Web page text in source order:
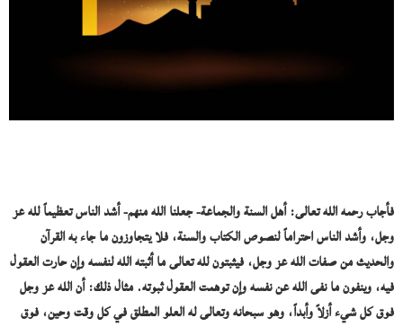
فأجاب رحمه الله تعالى: أهل السنة والجماعة- جعلنا الله منهم- أشد الناس تعظيماً لله عز
وجل، وأشد الناس احتراماً لنصوص الكتاب والسنة، فلا يتجاوزون ما جاء به القرآن
والحديث من صفات الله عز وجل، فيثبتون لله تعالى ما أثبته الله لنفسه وإن حارت العقول
فيه، وينفون ما نفى الله عن نفسه وإن توهمت العقول ثبوته. مثال ذلك: أن الله عز وجل
فوق كل شيء أزلاً وأبداً، وهو سبحانه وتعالى له العلو المطلق في كل وقت وحين، فوق